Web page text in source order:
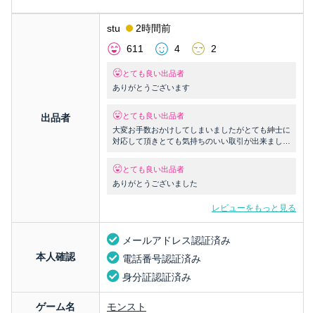
出品者
stu
2時間前
611
4 2
とても良い出品者
ありがとうございます
とても良い出品者
大変お手数おかけしてしまいましたがとても紳士に
対応して頂きとても気持ちのいい取引が出来まし
とても良い出品者
ありがとうございました
レビューをもっと見る
本人確認
メールアドレス認証済み
電話番号認証済み
身分証認証済み
ゲーム名 モンスト